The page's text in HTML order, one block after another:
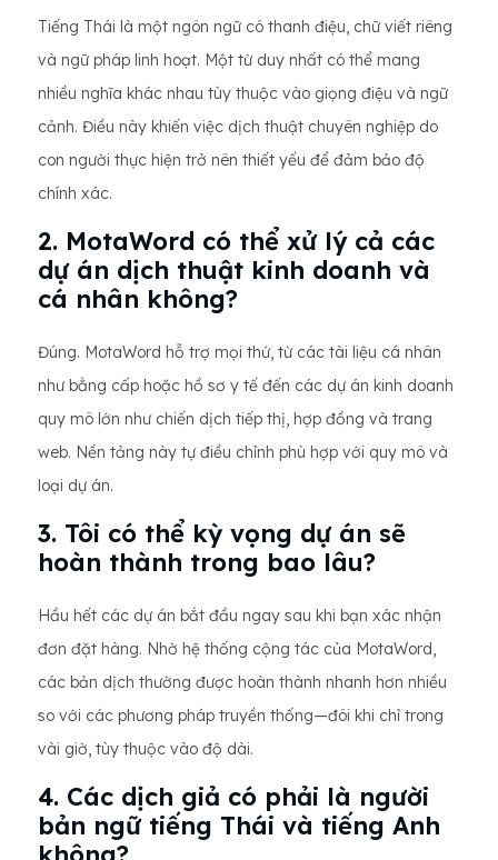
Tiếng Thái là một ngôn ngữ có thanh điệu, chữ viết riêng
và ngữ pháp linh hoạt. Một từ duy nhất có thể mang
nhiều nghĩa khác nhau tùy thuộc vào giọng điệu và ngữ
cảnh. Điều này khiến việc dịch thuật chuyên nghiệp do
con người thực hiện trở nên thiết yếu để đảm bảo độ
chính xác.
2. MotaWord có thể xử lý cả các
dự án dịch thuật kinh doanh và
cá nhân không?
Đúng. MotaWord hỗ trợ mọi thứ, từ các tài liệu cá nhân
như bằng cấp hoặc hồ sơ y tế đến các dự án kinh doanh
quy mô lớn như chiến dịch tiếp thị, hợp đồng và trang
web. Nền tảng này tự điều chỉnh phù hợp với quy mô và
loại dự án.
3. Tôi có thể kỳ vọng dự án sẽ
hoàn thành trong bao lâu?
Hầu hết các dự án bắt đầu ngay sau khi bạn xác nhận
đơn đặt hàng. Nhờ hệ thống cộng tác của MotaWord,
các bản dịch thường được hoàn thành nhanh hơn nhiều
so với các phương pháp truyền thống—đôi khi chỉ trong
vài giờ, tùy thuộc vào độ dài.
4. Các dịch giả có phải là người
bản ngữ tiếng Thái và tiếng Anh